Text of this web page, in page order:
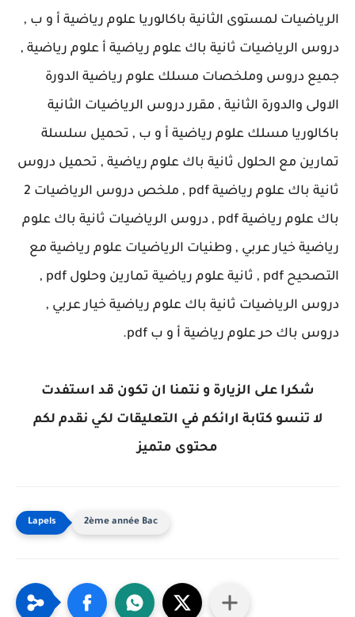
الرياضيات لمستوى الثانية باكالوريا علوم رياضية أ و ب ,
دروس الرياضيات ثانية باك علوم رياضية أ علوم رياضية ,
جميع دروس وملخصات مسلك علوم رياضية الدورة
الاولى والدورة الثانية , مقرر دروس الرياضيات الثانية
باكالوريا مسلك علوم رياضية أ و ب , تحميل سلسلة
تمارين مع الحلول ثانية باك علوم رياضية , تحميل دروس
ثانية باك علوم رياضية pdf , ملخص دروس الرياضيات 2
باك علوم رياضية pdf , دروس الرياضيات ثانية باك علوم
رياضية خيار عربي , وطنيات الرياضيات علوم رياضية مع
التصحيح pdf , ثانية علوم رياضية تمارين وحلول pdf ,
دروس الرياضيات ثانية باك علوم رياضية خيار عربي ,
دروس باك حر علوم رياضية أ و ب pdf.
شكرا على الزيارة و نتمنا ان تكون قد استفدت
لا تنسو كتابة ارائكم في التعليقات لكي نقدم لكم
محتوى متميز
2ème année Bac